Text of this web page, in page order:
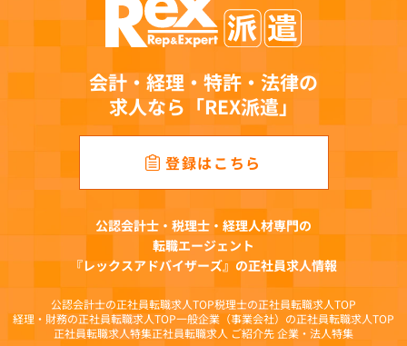
職業安定法等関連法令に定めのある手続への対応、登録者・求人者情報の管理、連
絡、求人案件の紹介、求人者への提供、求職者に開示の許諾を得た業務提携先への
提供、当該業務提携先へ提携に要する情報掲載サービス運営企業への提供、成約案
件の管理、有料職業紹介事業に関連する情報提供、キャンペーン・アンケート等の
て、その範囲内で利用します。
(2)人材派遣事業において提供を受けた個人情報
労働者派遣法等関連法令に定めのある手続きへの対応、登録会への案内、予約およ
び登録手続き、仕事紹介、仕事に関するご連絡、契約締結に関する業務、雇用管理
（社会保険手続、福利厚生、給与支払、研修受講管理）、災害時の緊急連絡、キャ
(3)求人広告媒体事業において提供を受けた個人情報
問い合わせへの対応、メールマガジン配信、取材・キャンペーン・アンケート等の
実施、求人掲載企業への提供、各種媒体等に掲載するための統計化と分析等を目的
(4)オウンドメディア事業において提供を受けた個人情報
問い合わせへの対応、メールマガジン配信、各種媒体等に掲載するための統計化と
会計・経理・特許・法律の
求人なら「REX派遣」
登録はこちら
公認会計士・税理士・経理人材専門の
転職エージェント
『レックスアドバイザーズ』の正社員求人情報
公認会計士の正社員転職求人TOP税理士の正社員転職求人TOP
経理・財務の正社員転職求人TOP一般企業（事業会社）の正社員転職求人TOP
正社員転職求人特集正社員転職求人 ご紹介先 企業・法人特集